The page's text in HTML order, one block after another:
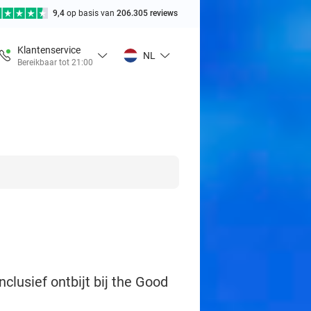
9,4 op basis van 206.305 reviews
Klantenservice
Bereikbaar tot 21:00
NL
ontbijt bij the Good